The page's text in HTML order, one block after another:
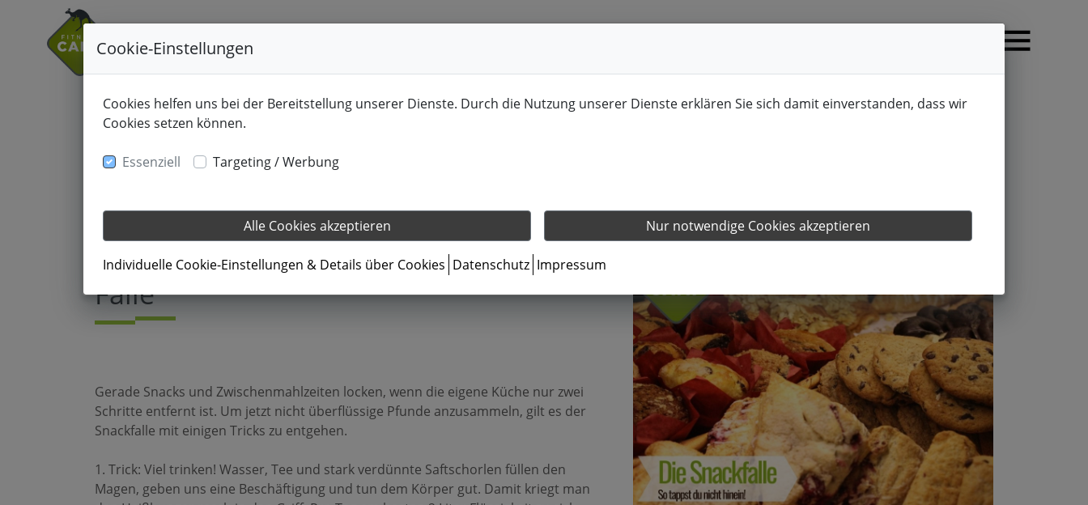
Falle
Gerade Snacks und Zwischenmahlzeiten locken, wenn die eigene Küche nur zwei
Schritte entfernt ist. Um jetzt nicht überflüssige Pfunde anzusammeln, gilt es der
Snackfalle mit einigen Tricks zu entgehen.
1. Trick: Viel trinken! Wasser, Tee und stark verdünnte Saftschorlen füllen den
Magen, geben uns eine Beschäftigung und tun dem Körper gut. Damit kriegt man
Cookie-Einstellungen
Cookies helfen uns bei der Bereitstellung unserer Dienste. Durch die Nutzung unserer Dienste erklären Sie sich damit einverstanden, dass wir
Cookies setzen können.
Essenziell Targeting / Werbung
Alle Cookies akzeptieren Nur notwendige Cookies akzeptieren
Individuelle Cookie-Einstellungen & Details über Cookies Datenschutz Impressum